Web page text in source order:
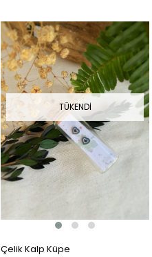
TÜKENDI
Çelik Kalp Küpe